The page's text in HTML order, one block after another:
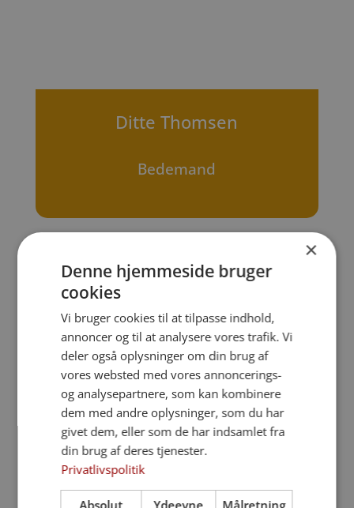
Ditte Thomsen
Bedemand
✔ Vi anmelder dødsfaldet og sørger for alt
det nødvendige papirarbejde og kontakten
til myndighederne
✔ Vi tager kontakt til kirke eller kapel og
koordinerer med præsten
✔ Vi rådgiver om valg og udsmykning af
kiste og urne
×
Denne hjemmeside bruger
cookies
Vi bruger cookies til at tilpasse indhold,
annoncer og til at analysere vores trafik. Vi
deler også oplysninger om din brug af
vores websted med vores annoncerings-
og analysepartnere, som kan kombinere
dem med andre oplysninger, som du har
givet dem, eller som de har indsamlet fra
din brug af deres tjenester.
Privatlivspolitik
Absolut Ydeevne Målretning